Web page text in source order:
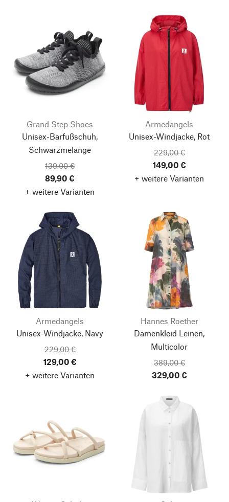
Grand Step Shoes
Unisex-Barfußschuh,
Schwarzmelange
139,00 €
89,90 €
+ weitere Varianten
Armedangels
Unisex-Windjacke, Rot
229,00 €
149,00 €
+ weitere Varianten
Armedangels
Unisex-Windjacke, Navy
229,00 €
129,00 €
+ weitere Varianten
Hannes Roether
Damenkleid Leinen,
Multicolor
389,00 €
329,00 €